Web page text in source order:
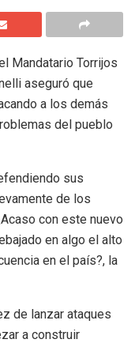
Mandatario Torrijos
aseguró que
a los demás
del pueblo
sus
de los
con este nuevo
en algo el alto
en el país?, la
de lanzar ataques
a construir